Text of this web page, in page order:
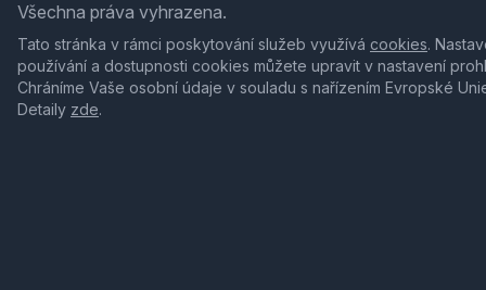
Všechna práva vyhrazena.
Tato stránka v rámci poskytování služeb využívá cookies.
používání a dostupnosti cookies můžete upravit v nastavení
Chráníme Vaše osobní údaje v souladu s nařízením Evropské
Detaily zde.